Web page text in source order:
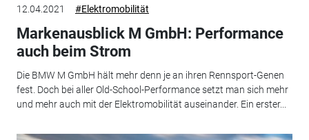
12.04.2021 #Elektromobilität
Markenausblick M GmbH: Performance
auch beim Strom
Die BMW M GmbH hält mehr denn je an ihren Rennsport-Genen
fest. Doch bei aller Old-School-Performance setzt man sich mehr
und mehr auch mit der Elektromobilität auseinander. Ein erster...